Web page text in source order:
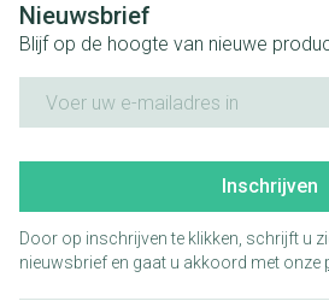
Nieuwsbrief
Blijf op de hoogte van nieuwe
Inschrijven
Door op inschrijven te klikken, schrijft u
nieuwsbrief en gaat u akkoord met onze